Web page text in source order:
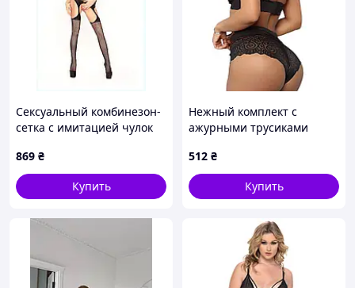
Сексуальный комбинезон-
сетка с имитацией чулок
869 ₴
Купить
Нежный комплект с
ажурными трусиками
512 ₴
Купить